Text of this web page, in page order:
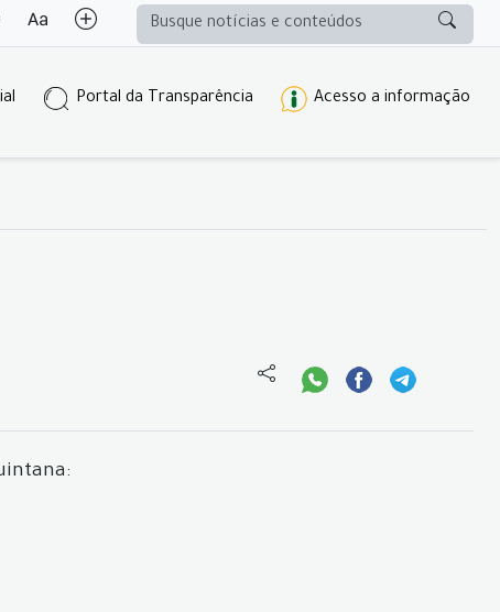
Portal da Transparência Acesso a informação